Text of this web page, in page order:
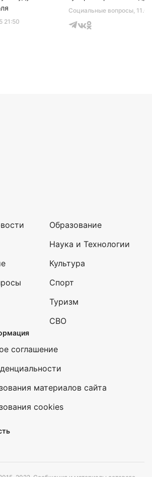
21:50
Социальные вопросы,
Образование
Наука и Технологии
Культура
Спорт
Туризм
СВО
соглашение
материалов сайта
cookies